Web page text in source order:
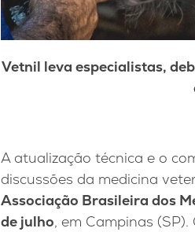
Vetnil leva especialistas,
A atualização técnica e o
discussões da medicina
Associação Brasileira dos
de julho, em Campinas